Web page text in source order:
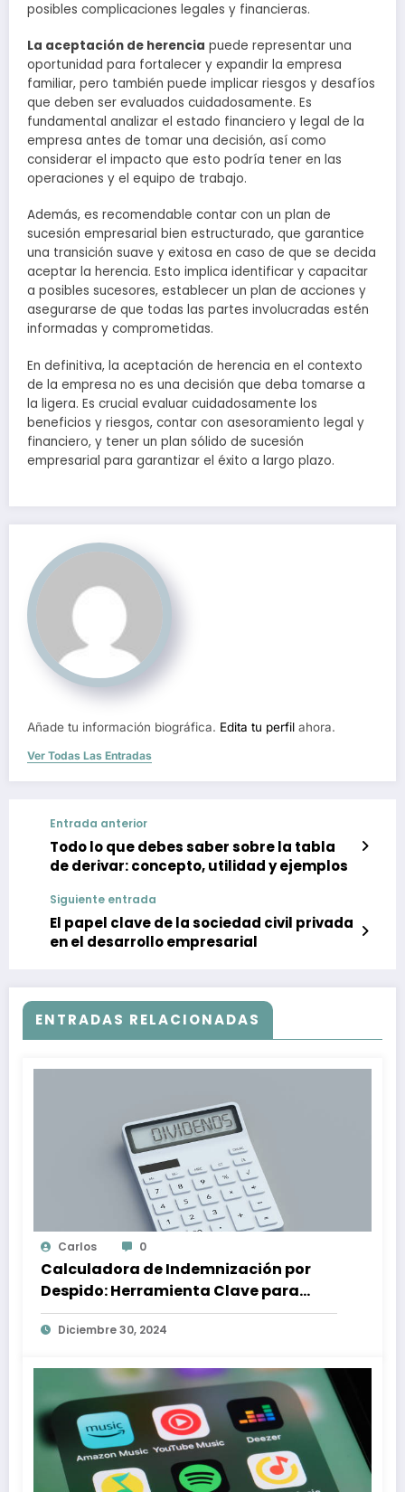
posibles complicaciones legales y financieras.
La aceptación de herencia puede representar una
oportunidad para fortalecer y expandir la empresa
familiar, pero también puede implicar riesgos y desafíos
que deben ser evaluados cuidadosamente. Es
fundamental analizar el estado financiero y legal de la
empresa antes de tomar una decisión, así como
considerar el impacto que esto podría tener en las
operaciones y el equipo de trabajo.
Además, es recomendable contar con un plan de
sucesión empresarial bien estructurado, que garantice
una transición suave y exitosa en caso de que se decida
aceptar la herencia. Esto implica identificar y capacitar
a posibles sucesores, establecer un plan de acciones y
asegurarse de que todas las partes involucradas estén
informadas y comprometidas.
En definitiva, la aceptación de herencia en el contexto
de la empresa no es una decisión que deba tomarse a
la ligera. Es crucial evaluar cuidadosamente los
beneficios y riesgos, contar con asesoramiento legal y
financiero, y tener un plan sólido de sucesión
empresarial para garantizar el éxito a largo plazo.
Añade tu información biográfica. Edita tu perfil ahora.
Ver Todas Las Entradas
Entrada anterior
Todo lo que debes saber sobre la tabla
de derivar: concepto, utilidad y ejemplos
Siguiente entrada
El papel clave de la sociedad civil privada
en el desarrollo empresarial
ENTRADAS RELACIONADAS
Carlos 0
Calculadora de Indemnización por
Despido: Herramienta Clave para
Proteger tus Derechos Laborales
Diciembre 30, 2024